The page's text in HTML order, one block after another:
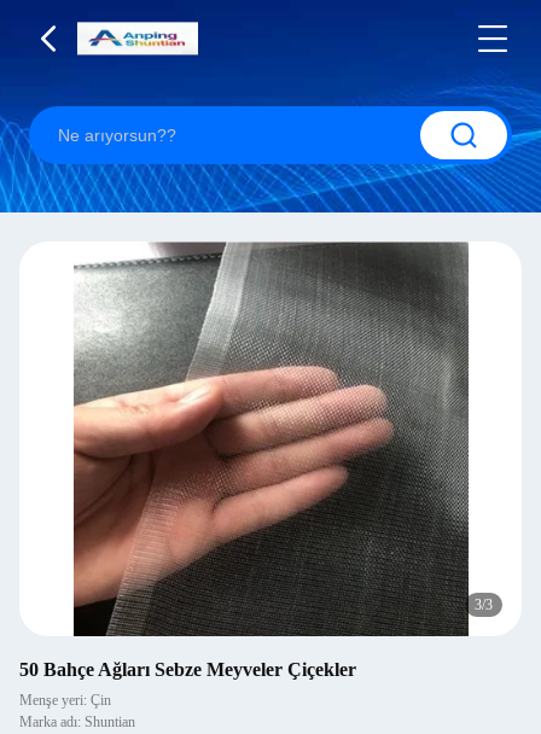
3/3
50 Bahçe Ağları Sebze Meyveler Çiçekler
Menşe yeri: Çin
Marka adı: Shuntian